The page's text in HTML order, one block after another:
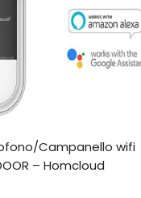
Campanello wifi
– Homcloud